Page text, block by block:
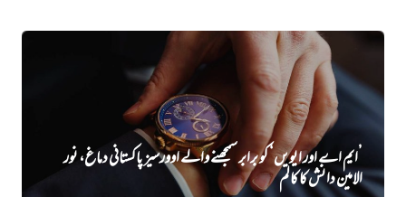
’ایم اے اور ایویں‌‘ کو برابر سمجھنے والے اوورسیز پاکستانی دماغ، نور
الامین دانش کا کالم